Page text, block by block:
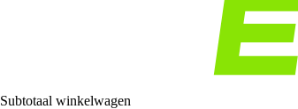
Subtotaal winkelwagen